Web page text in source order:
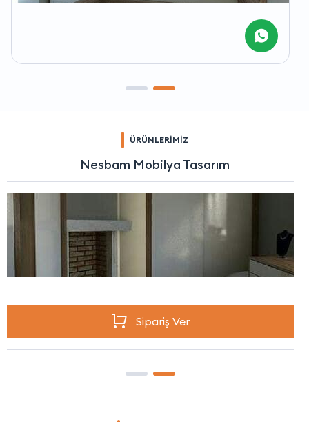
ÜRÜNLERİMİZ
Nesbam Mobilya Tasarım
Sipariş Ver